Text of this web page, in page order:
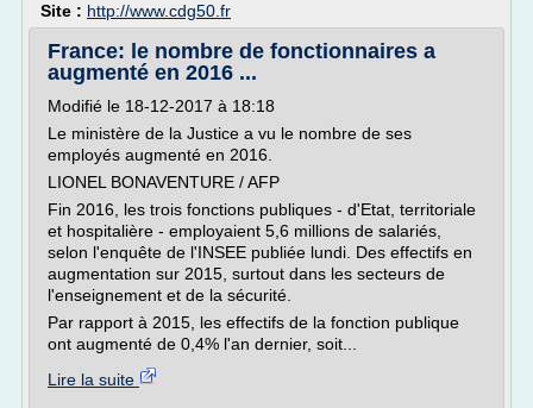
Site : http://www.cdg50.fr
France: le nombre de fonctionnaires a
augmenté en 2016 ...
Modifié le 18-12-2017 à 18:18
Le ministère de la Justice a vu le nombre de ses
employés augmenté en 2016.
LIONEL BONAVENTURE / AFP
Fin 2016, les trois fonctions publiques - d'Etat, territoriale
et hospitalière - employaient 5,6 millions de salariés,
selon l'enquête de l'INSEE publiée lundi. Des effectifs en
augmentation sur 2015, surtout dans les secteurs de
l'enseignement et de la sécurité.
Par rapport à 2015, les effectifs de la fonction publique
ont augmenté de 0,4% l'an dernier, soit...
Lire la suite